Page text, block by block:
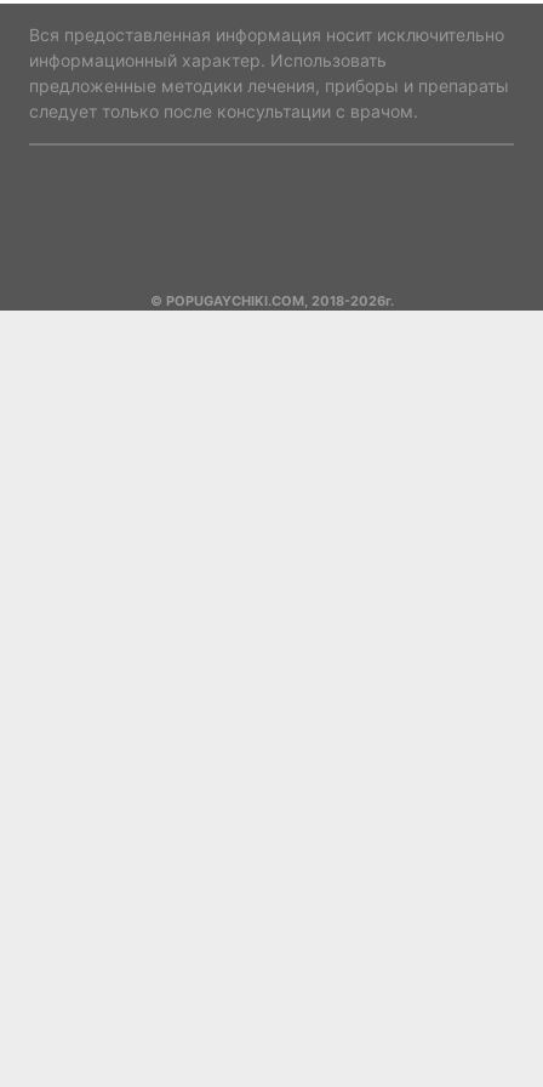
Вся предоставленная информация носит исключительно
информационный характер. Использовать
предложенные методики лечения, приборы и препараты
следует только после консультации с врачом.
© POPUGAYCHIKI.COM, 2018-2026г.